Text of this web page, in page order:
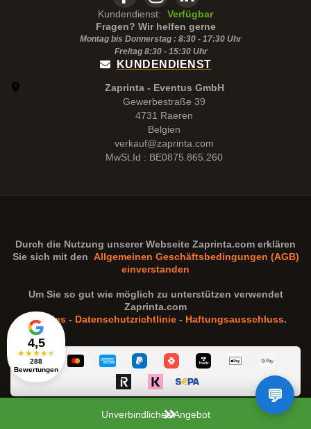
Unverbindliches Angebot
4,5
★★★★★
288
Bewertungen
Kundendienst:
Verfügbar
Fragen? Wir helfen gerne
Montag bis Donnerstag : 8:30 - 17:30 Uhr
Freitag 8:30 - 15:30Uhr
KUNDENDIENST
Zaprinta - Eventus GmbH
Gewerbestraße 39
4731 Raeren
Belgien
verkauf@zaprinta.com
MwSt.Id : BE0875.865.260
Durch die Nutzung unserer Webseite Zaprinta.com erklären
Sie sich mit den Allgemeinen Geschäftsbedingungen (AGB)
einverstanden
Um Sie so gut wie möglich zu unterstützen verwendet
Zaprinta.com
Cookies - Datenschutzrichtlinie - Haftungsausschluss.